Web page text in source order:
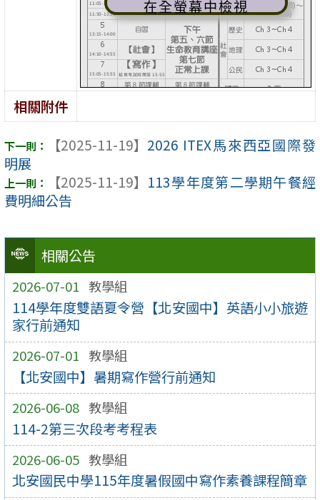
相關公告
2026-07-01 教學組
114學年度雙語夏令營【北安國中】英語小小旅遊
家行前通知
2026-07-01 教學組
【北安國中】暑期寫作營行前通知
2026-06-08 教學組
114-2第三次段考考程表
2026-06-05 教學組
北安國民中學115年度暑假國中寫作素養課程簡章
在全螢幕中檢視
相關附件
【2025-11-19】 2026 ITEX馬來西亞國際發
明展
【2025-11-19】 113學年度第二學期午餐經
費明細公告